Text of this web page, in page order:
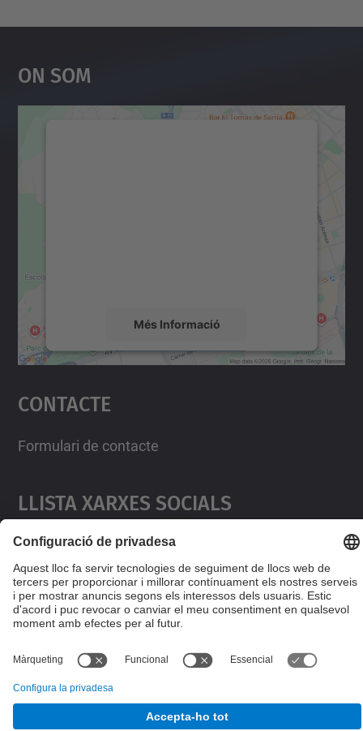
On Som
Més Informació
Accepta
powered by
Contacte
Formulari de contacte
Llista Xarxes Socials
© UPC
Desenvolupat amb
Configuració de privadesa